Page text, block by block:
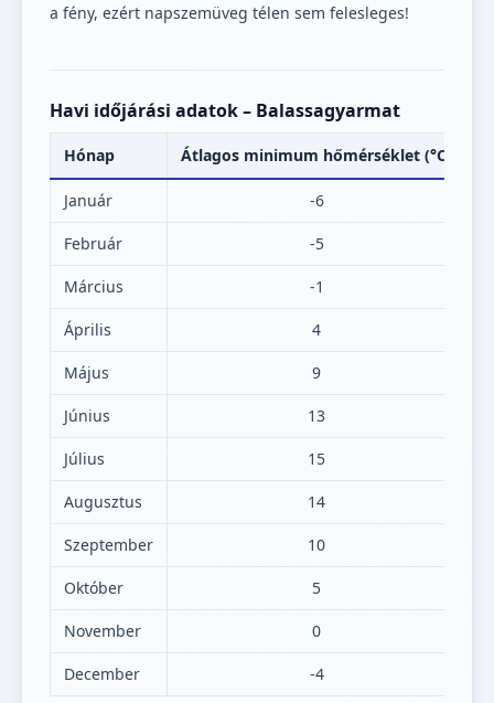
a fény, ezért napszemüveg télen sem felesleges!
Havi időjárási adatok – Balassagyarmat
Hónap Átlagos minimum hőmérséklet (°C)
Január -6
Február -5
Március -1
Április 4
Május 9
Június 13
Július 15
Augusztus 14
Szeptember 10
Október 5
November 0
December -4